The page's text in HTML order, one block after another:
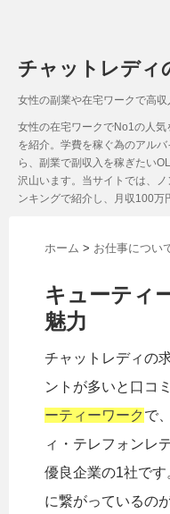
チャットレディ
女性の副業や在宅ワークで高
女性の在宅ワークでNo1の人
を紹介。学費を稼ぐ為のアル
ら、副業で副収入を稼ぎたい
沢山います。当サイトでは、
ンキングで紹介し、月収100万
ホーム > お仕事につい
キューティ
魅力
チャットレディの
ントが多いと口コ
ーティーワーク で
ィ・テレフォンレ
優良企業の1社で
に繋がっているの